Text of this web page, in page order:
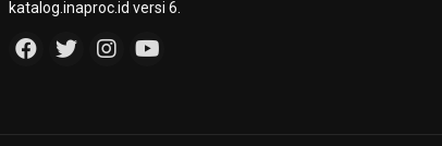
katalog.inaproc.id versi 6.